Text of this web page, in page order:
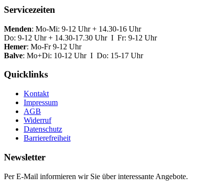
Servicezeiten
Menden: Mo-Mi: 9-12 Uhr + 14.30-16 Uhr
Do: 9-12 Uhr + 14.30-17.30 Uhr I Fr: 9-12 Uhr
Hemer: Mo-Fr 9-12 Uhr
Balve: Mo+Di: 10-12 Uhr I Do: 15-17 Uhr
Quicklinks
Kontakt
Impressum
AGB
Widerruf
Datenschutz
Barrierefreiheit
Newsletter
Per E-Mail informieren wir Sie über interessante Angebote.